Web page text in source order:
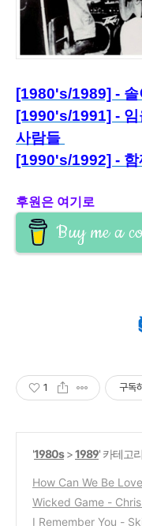
[1980's/1989] -
[1990's/1991] -
사람들
[1990's/1992] - 함
후원은 여기로
Buy me a
1 구독
'1980s>1989' 카테고
How Can We Be
1989
(0)
Wicked Game -
I Remember You -